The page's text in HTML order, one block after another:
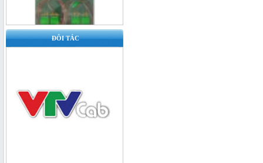
Bộ chia quang 1x16 SC/UPC - bộ
chia quang 1x16
ĐÔI TÁC